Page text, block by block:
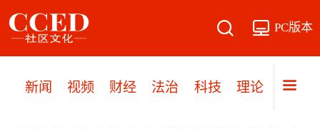
PC版本
新闻 视频 财经 法治 科技 理论 党建